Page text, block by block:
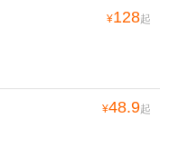
¥128起
¥48.9起